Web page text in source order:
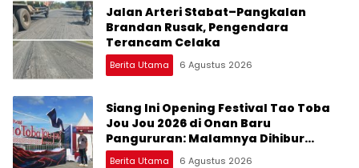
Jalan Arteri Stabat–Pangkalan
Brandan Rusak, Pengendara
Terancam Celaka
Berita Utama 6 Agustus 2026
Siang Ini Opening Festival Tao Toba
Jou Jou 2026 di Onan Baru
Pangururan: Malamnya Dihibur
Marsada Band
Berita Utama 6 Agustus 2026